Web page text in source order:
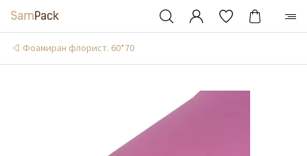
Фоамиран флорист. 60*70